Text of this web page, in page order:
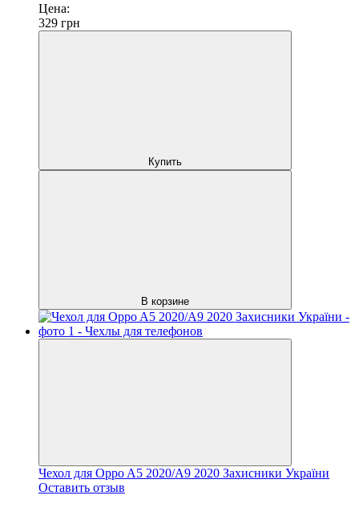
Цена:
329 грн
Купить
В корзине
Чехол для Oppo A5 2020/A9 2020 Захисники України
Оставить отзыв